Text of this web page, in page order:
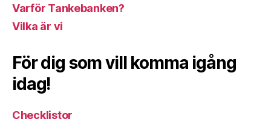
Varför Tankebanken?
Vilka är vi
För dig som vill komma igång
idag!
Checklistor